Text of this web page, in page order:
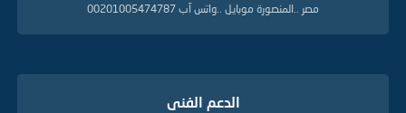
مصر ..المنصورة موبايل ..واتس آب 00201005474787
الدعم الفنى